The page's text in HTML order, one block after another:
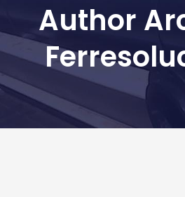
Author